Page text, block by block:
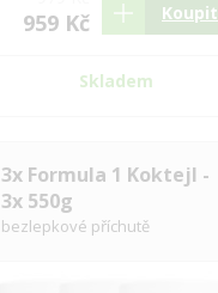
959 Kč Koupit
Skladem
3x Formula 1 Koktejl -
3x 550g
bezlepkové příchutě